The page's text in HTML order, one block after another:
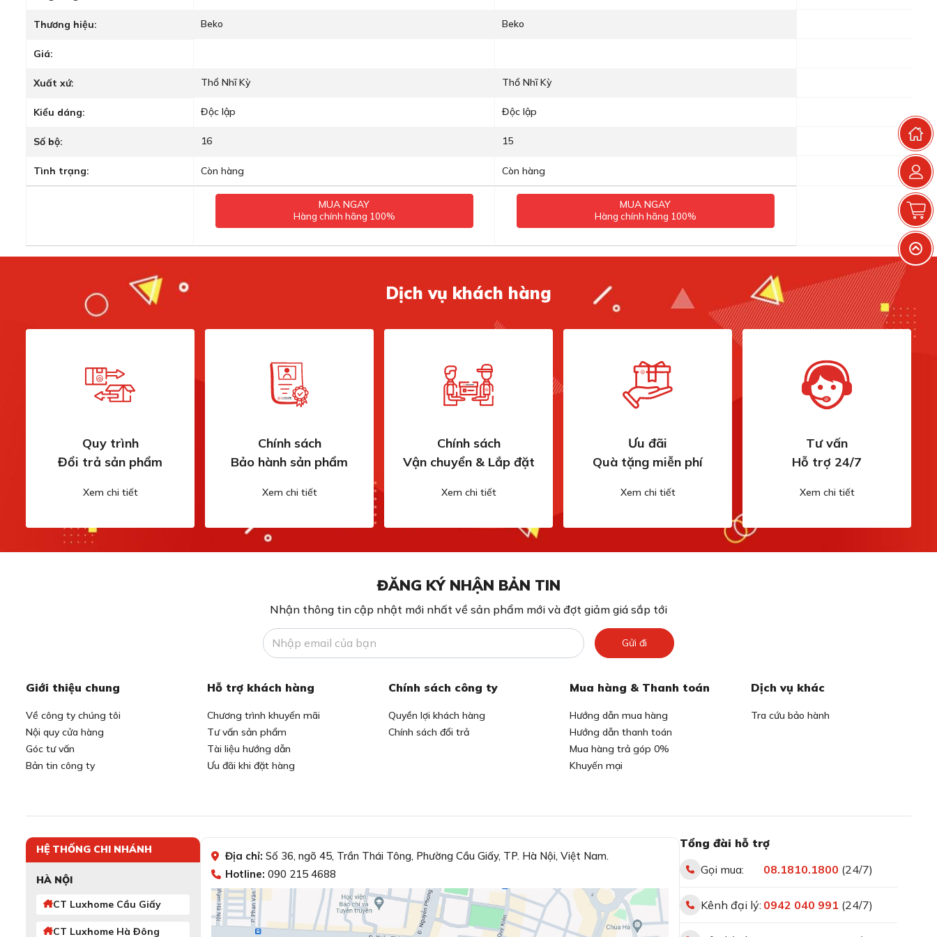
Thương hiệu: Beko Beko
Giá:
Xuất xứ: Thổ Nhĩ Kỳ Thổ Nhĩ Kỳ
Kiểu dáng: Độc lập Độc lập
Số bộ: 16 15
Tình trạng: Còn hàng Còn hàng
MUA NGAY
Hàng chính hãng 100%
MUA NGAY
Hàng chính hãng 100%
Dịch vụ khách hàng
Quy trình
Đổi trả sản phẩm
Xem chi tiết
Chính sách
Bảo hành sản phẩm
Xem chi tiết
Chính sách
Vận chuyển & Lắp đặt
Xem chi tiết
Ưu đãi
Quà tặng miễn phí
Xem chi tiết
Tư vấn
Hỗ trợ 24/7
Xem chi tiết
ĐĂNG KÝ NHẬN BẢN TIN
Nhận thông tin cập nhật mới nhất về sản phẩm mới và đợt giảm giá sắp tới
Gửi đi
Giới thiệu chung
Về công ty chúng tôi
Nội quy cửa hàng
Góc tư vấn
Bản tin công ty
Hỗ trợ khách hàng
Chương trình khuyến mãi
Tư vấn sản phẩm
Tài liệu hướng dẫn
Ưu đãi khi đặt hàng
Chính sách công ty
Quyền lợi khách hàng
Chính sách đổi trả
Mua hàng & Thanh toán
Hướng dẫn mua hàng
Hướng dẫn thanh toán
Mua hàng trả góp 0%
Khuyến mại
Dịch vụ khác
Tra cứu bảo hành
HỆ THỐNG CHI NHÁNH
HÀ NỘI
CT Luxhome Cầu Giấy
CT Luxhome Hà Đông
Địa chỉ: Số 36, ngõ 45, Trần Thái Tông, Phường Cầu Giấy, TP. Hà Nội, Việt Nam.
Hotline: 090 215 4688
Tổng đài hỗ trợ
Gọi mua:
08.1810.1800 (24/7)
Kênh đại lý: 0942 040 991 (24/7)